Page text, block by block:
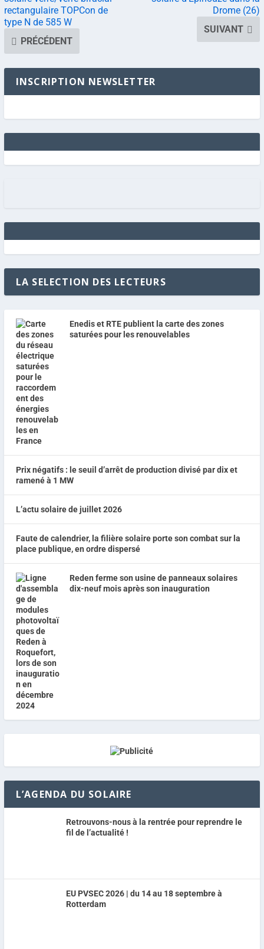
rectangulaire TOPCon de
type N de 585 W
PRÉCÉDENT
Drome (26)
SUIVANT
INSCRIPTION NEWSLETTER
LA SELECTION DES LECTEURS
Enedis et RTE publient la carte des zones
saturées pour les renouvelables
Prix négatifs : le seuil d’arrêt de production divisé par dix et
ramené à 1 MW
L’actu solaire de juillet 2026
Faute de calendrier, la filière solaire porte son combat sur la
place publique, en ordre dispersé
Reden ferme son usine de panneaux solaires
dix-neuf mois après son inauguration
L’AGENDA DU SOLAIRE
Retrouvons-nous à la rentrée pour reprendre le
fil de l’actualité !
EU PVSEC 2026 | du 14 au 18 septembre à
Rotterdam